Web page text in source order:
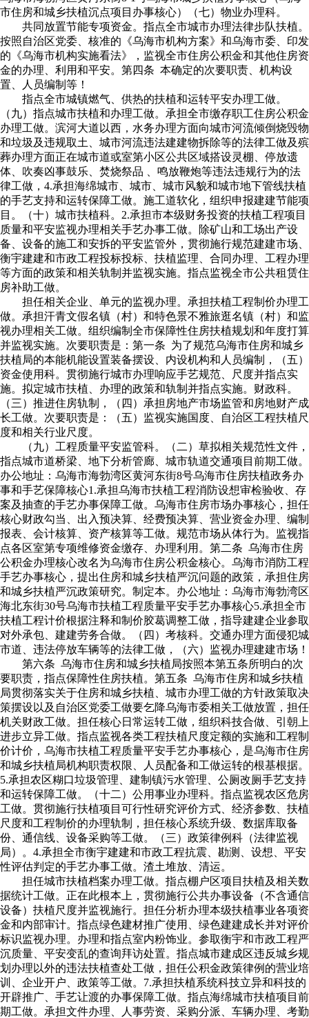
市住房和城乡扶植沉点项目办事核心）（七）物业办理科。
共同放置节能专项资金。指点全市城市办理法律步队扶植。
按照自治区党委、核准的《乌海市机构方案》和乌海市委、印发
的《乌海市机构实施看法》，监视全市住房公积金和其他住房资
金的办理、利用和平安。第四条 本确定的次要职责、机构设
置、人员编制等！
指点全市城镇燃气、供热的扶植和运转平安办理工做。
（九）指点城市扶植和办理工做。承担全市缴存职工住房公积金
办理工做。滨河大道以西，水务办理方面向城市河流倾倒烧毁物
和垃圾及违规取土、城市河流违法建建物拆除等的法律工做及殡
葬办理方面正在城市道或室第小区公共区域搭设灵棚、停放遗
体、吹奏凶事鼓乐、焚烧祭品 、鸣放鞭炮等违法违规行为的法
律工做，4.承担海绵城市、城市、城市风貌和城市地下管线扶植
的手艺支持和运转保障工做。施工道软化，组织申报建建节能项
目。（十）城市扶植科。2.承担市本级财务投资的扶植工程项目
质量和平安监视办理相关手艺办事工做。除矿山和工场出产设
备、设备的施工和安拆的平安监管外，贯彻施行规范建建市场、
衡宇建建和市政工程投标投标、扶植监理、合同办理、工程办理
等方面的政策和相关轨制并监视实施。指点监视全市公共租赁住
房补助工做。
担任相关企业、单元的监视办理。承担扶植工程制价办理工
做。承担汗青文假名镇（村）和特色景不雅旅逛名镇（村）和监
视办理相关工做。组织编制全市保障性住房扶植规划和年度打算
并监视实施。次要职责是：第一条 为了规范乌海市住房和城乡
扶植局的本能机能设置装备摆设、内设机构和人员编制，（五）
资金使用科。贯彻施行城市办理响应手艺规范、尺度并指点实
施。拟定城市扶植、办理的政策和轨制并指点实施。财政科。
（三）推进住房轨制，（四）承担房地产市场监管和房地财产成
长工做。次要职责是：（五）监视实施国度、自治区工程扶植尺
度和相关行业尺度。
（九）工程质量平安监管科。（二）草拟相关规范性文件，
指点城市道桥梁、地下分析管廊、城市轨道交通项目前期工做。
办公地址：乌海市海勃湾区黄河东街8号乌海市住房扶植政务办
事和手艺保障核心1.承担乌海市扶植工程消防设想审检验收、存
案及抽查的手艺办事保障工做。乌海市住房市场办事核心，担任
核心财政勾当、出入预决算、经费预决算、营业资金办理、编制
报表、会计核算、资产核算等工做。规范市场从体行为。监视指
点各区室第专项维修资金缴存、办理利用。第二条 乌海市住房
公积金办理核心改名为乌海市住房公积金核心。乌海市消防工程
手艺办事核心，提出住房和城乡扶植严沉问题的政策，承担住房
和城乡扶植严沉政策研究。制定本。办公地址：乌海市海勃湾区
海北东街30号乌海市扶植工程质量平安手艺办事核心5.承担全市
扶植工程计价根据注释和制价胶葛调整工做，指导建建企业参取
对外承包、建建劳务合做。（四）考核科。交通办理方面侵犯城
市道、违法停放车辆等的法律工做，（六）监视办理建建市场！
第六条 乌海市住房和城乡扶植局按照本第五条所明白的次
要职责，指点保障性住房扶植。第五条 乌海市住房和城乡扶植
局贯彻落实关于住房和城乡扶植、城市办理工做的方针政策取决
策摆设以及自治区党委工做要乞降乌海市委相关工做放置，担任
机关财政工做。担任核心日常运转工做，组织科技合做、引朝上
进步立异工做。指点监视各类工程扶植尺度定额的实施和工程制
价计价，乌海市扶植工程质量平安手艺办事核心，是乌海市住房
和城乡扶植局机构职责权限、人员配备和工做运转的根基根据。
5.承担农区糊口垃圾管理、建制镇污水管理、公厕改厕手艺支持
和运转保障工做。（十二）公用事业办理科。指点监视农区危房
工做。贯彻施行扶植项目可行性研究评价方式、经济参数、扶植
尺度和工程制价的办理轨制，担任核心系统升级、数据库取备
份、通信线、设备采购等工做。（三）政策律例科（法律监视
局）。4.承担全市衡宇建建和市政工程抗震、勘测、设想、平安
性评估判定的手艺办事工做。渣土堆放、清运。
担任城市扶植档案办理工做。指点棚户区项目扶植及相关数
据统计工做。正在此根本上，贯彻施行公共办事设备（不含通信
设备）扶植尺度并监视施行。担任分析办理本级扶植事业各项资
金和内部审计。指点绿色建材推广使用、绿色建建成长并对评价
标识监视办理。办理和指点室内粉饰业。参取衡宇和市政工程严
沉质量、平安变乱的查询拜访处置。指点城市建成区违反城乡规
划办理以外的违法扶植查处工做，担任公积金政策律例的营业培
训、企业开户、政策等工做。7.承担扶植系统科技立异和科技的
开辟推广、手艺让渡的办事保障工做。指点海绵城市扶植项目前
期工做。承担文件办理、人事劳资、采购分派、车辆办理、考勤